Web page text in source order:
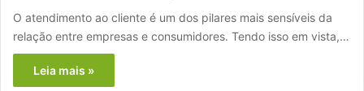
O atendimento ao cliente é um dos pilares mais sensíveis da
relação entre empresas e consumidores. Tendo isso em vista,…
Leia mais »